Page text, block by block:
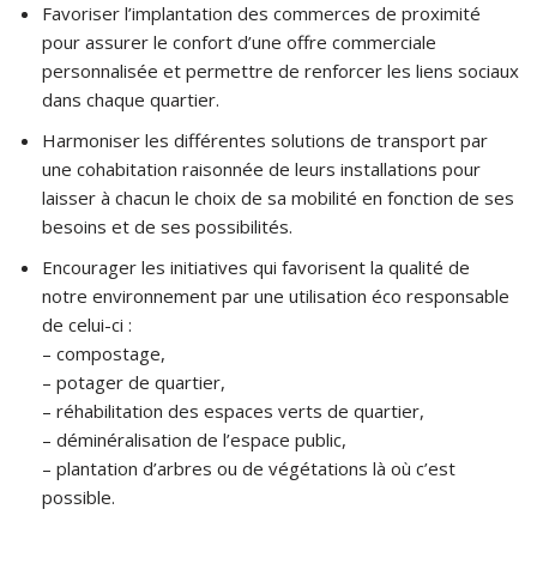
Favoriser l’implantation des commerces de proximité
pour assurer le confort d’une offre commerciale
personnalisée et permettre de renforcer les liens sociaux
dans chaque quartier.
Harmoniser les différentes solutions de transport par
une cohabitation raisonnée de leurs installations pour
laisser à chacun le choix de sa mobilité en fonction de ses
besoins et de ses possibilités.
Encourager les initiatives qui favorisent la qualité de
notre environnement par une utilisation éco responsable
de celui-ci :
– compostage,
– potager de quartier,
– réhabilitation des espaces verts de quartier,
– déminéralisation de l’espace public,
– plantation d’arbres ou de végétations là où c’est
possible.